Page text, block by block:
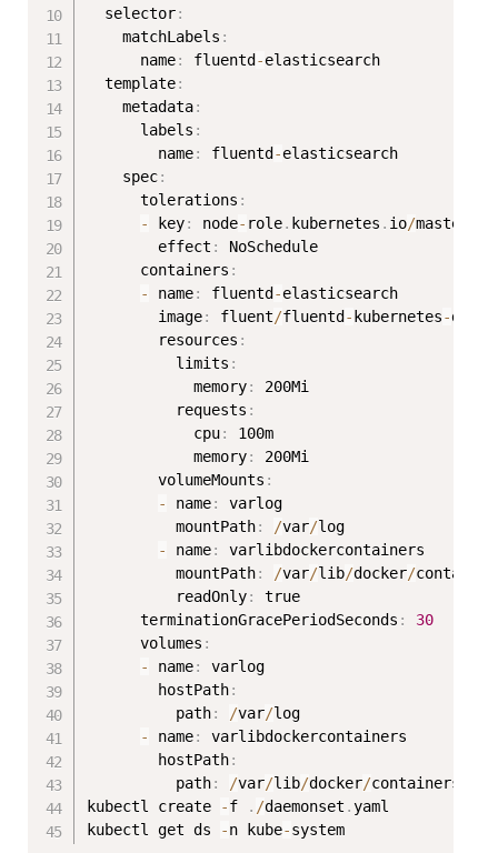
  selector
:
    matchLabels
:
      name
: fluentd -elasticsearch
  template
:
    metadata
:
      labels
:
        name
: fluentd -elasticsearch
    spec
:
      tolerations
:
-
key: node- role. kubernetes . io/master
        effect
:
NoSchedule
      containers
:
-
name: fluentd -elasticsearch
        image
: fluent/fluentd - kubernetes-
        resources
:
          limits
:
            memory
:
200Mi
          requests
:
            cpu
:
100m
            memory
:
200Mi
        volumeMounts
:
-
name:
varlog
          mountPath
: /var/log
-
name:
varlibdockercontainers
          mountPath
: /var/lib/docker/
          readOnly
:
true
      terminationGracePeriodSeconds
:
30
      volumes
:
-
name:
varlog
        hostPath
:
          path
: /var/log
-
name:
varlibdockercontainers
        hostPath
:
          path
: /var/lib/docker/containers
kubectl create
-f . /daemonset .yaml
kubectl get ds
-n kube-